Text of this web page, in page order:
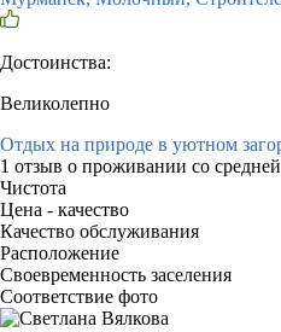
Достоинства:
Великолепно
Отдых на природе в уютном
1 отзыв о проживании со
Чистота
Цена - качество
Качество обслуживания
Расположение
Своевременность заселения
Соответствие фото